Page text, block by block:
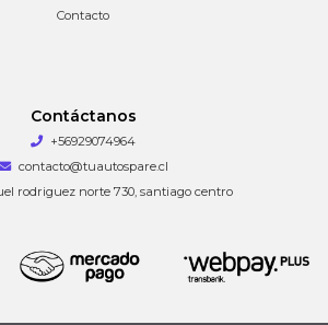
Contacto
Contáctanos
+56929074964
contacto@tuautospare.cl
rodriguez norte 730, santiago centro